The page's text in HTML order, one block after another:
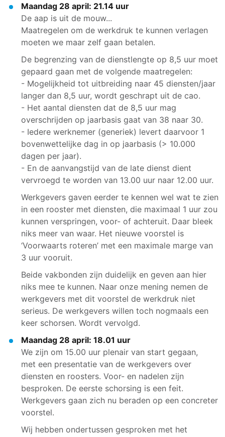
Maandag 28 april: 21.14 uur
De aap is uit de mouw...
Maatregelen om de werkdruk te kunnen verlagen
moeten we maar zelf gaan betalen.
De begrenzing van de dienstlengte op 8,5 uur moet
gepaard gaan met de volgende maatregelen:
- Mogelijkheid tot uitbreiding naar 45 diensten/jaar
langer dan 8,5 uur, wordt geschrapt uit de cao.
- Het aantal diensten dat de 8,5 uur mag
overschrijden op jaarbasis gaat van 38 naar 30.
- Iedere werknemer (generiek) levert daarvoor 1
bovenwettelijke dag in op jaarbasis (> 10.000
dagen per jaar).
- En de aanvangstijd van de late dienst dient
vervroegd te worden van 13.00 uur naar 12.00 uur.
Werkgevers gaven eerder te kennen wel wat te zien
in een rooster met diensten, die maximaal 1 uur zou
kunnen verspringen, voor- of achteruit. Daar bleek
niks meer van waar. Het nieuwe voorstel is
‘Voorwaarts roteren’ met een maximale marge van
3 uur vooruit.
Beide vakbonden zijn duidelijk en geven aan hier
niks mee te kunnen. Naar onze mening nemen de
werkgevers met dit voorstel de werkdruk niet
serieus. De werkgevers willen toch nogmaals een
keer schorsen. Wordt vervolgd.
Maandag 28 april: 18.01 uur
We zijn om 15.00 uur plenair van start gegaan,
met een presentatie van de werkgevers over
diensten en roosters. Voor- en nadelen zijn
besproken. De eerste schorsing is een feit.
Werkgevers gaan zich nu beraden op een concreter
voorstel.
Wij hebben ondertussen gesproken met het